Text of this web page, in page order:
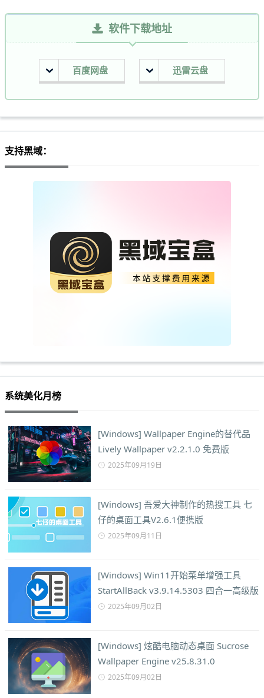
软件下载地址
百度网盘 迅雷云盘
支持黑域：
系统美化月榜
[Windows] Wallpaper Engine的替代品
Lively Wallpaper v2.2.1.0 免费版
2025年09月19日
[Windows] 吾爱大神制作的热搜工具 七
仔的桌面工具V2.6.1便携版
2025年09月11日
[Windows] Win11开始菜单增强工具
StartAllBack v3.9.14.5303 四合一高级版
2025年09月02日
[Windows] 炫酷电脑动态桌面 Sucrose
Wallpaper Engine v25.8.31.0
2025年09月02日